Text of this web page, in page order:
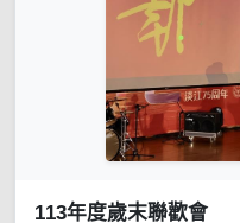
113年度歲末聯歡會